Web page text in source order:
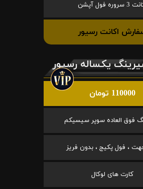
سروره فول آپشن
اکانت رسیور
یکساله رسیور
110000 تومان
فوق العاده سوپر سیسیکم
، فول پکیج ، بدون فریز
کارت های لوکال